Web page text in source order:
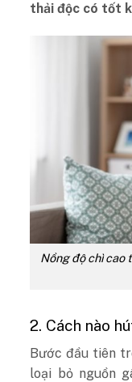
thải độc có tốt
Nồng độ chì cao
2. Cách nào
Bước đầu tiên
loại bỏ nguồn